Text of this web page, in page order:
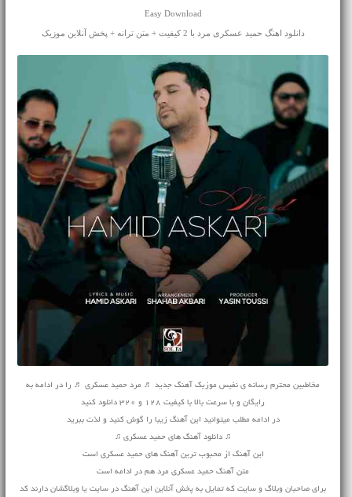
Easy Download
دانلود اهنگ حمید عسکری مرد با 2 کیفیت + متن ترانه + پخش آنلاین موزیک
مخاطبین محترم رسانه ی نفیس موزیک آهنگ جدید ♬ مرد حمید عسکری ♬ را در ادامه به
رایگان و با سرعت بالا با کیفیت 128 و 320 دانلود کنید
در ادامه مطلب میتوانید این آهنگ زیبا را گوش کنید و لذت ببرید
♫ دانلود آهنگ های حمید عسکری ♫
این آهنگ از محبوب ترین آهنگ های حمید عسکری است
متن آهنگ حمید عسکری مرد هم در ادامه است
برای صاحبان وبلاگ و سایت که تمایل به پخش آنلاین این آهنگ در سایت یا وبلاگشان دارند کد